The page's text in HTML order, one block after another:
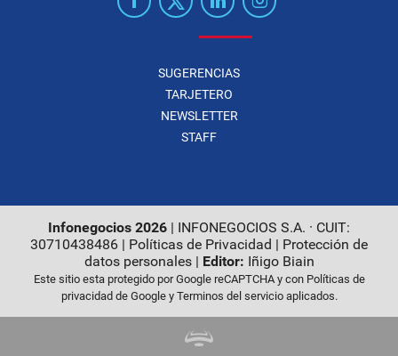
SUGERENCIAS
TARJETERO
NEWSLETTER
STAFF
Infonegocios 2026 | INFONEGOCIOS S.A. · CUIT:
30710438486 | Políticas de Privacidad | Protección de
datos personales| Editor: Iñigo Biain
Este sitio esta protegido por Google reCAPTCHA y con Políticas de
privacidad de Googley Terminos del servicioaplicados.